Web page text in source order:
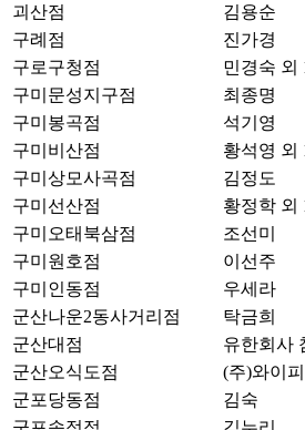
괴산점
김용순
구례점
진가경
구로구청점
민경숙 외
구미문성지구점
최종명
구미봉곡점
석기영
구미비산점
황석영 외
구미상모사곡점
김정도
구미선산점
황정학 외
구미오태북삼점
조선미
구미원호점
이선주
구미인동점
우세라
군산나운2동사거리점
탁금희
군산대점
유한회사
군산오식도점
(주)와이
군포당동점
김숙